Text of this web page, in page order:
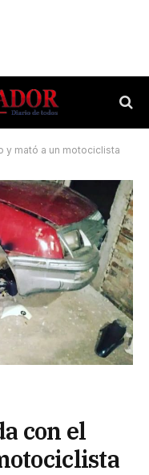
y mató a un motociclista
con el